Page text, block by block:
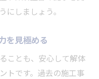
にしましょう。
を見極める
ことも、安心して解体
トです。過去の施工事